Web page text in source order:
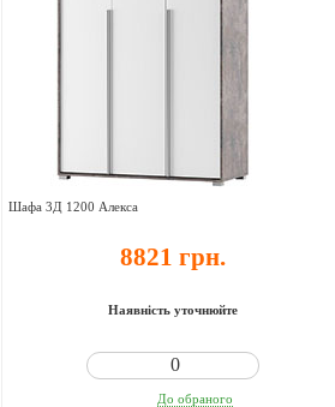
Шафа 3Д 1200 Алекса
8821 грн.
Наявність уточнюйте
До обраного